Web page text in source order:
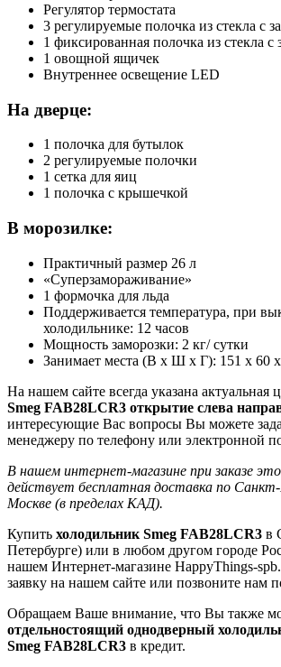
Регулятор термостата
3 регулируемые полочка из стекла с
1 фиксированная полочка из стекла с
1 овощной ящичек
Внутреннее освещение LED
На дверце:
1 полочка для бутылок
2 регулируемые полочки
1 сетка для яиц
1 полочка с крышечкой
В морозилке:
Практичный размер 26 л
«Суперзамораживание»
1 формочка для льда
Поддерживается температура, при
холодильнике: 12 часов
Мощность заморозки: 2 кг/ сутки
Занимает места (В х Ш х Г): 151 х 60
На нашем сайте всегда указана актуальная
Smeg FAB28LCR3 открытие слева
интересующие Вас вопросы Вы можете
менеджеру по телефону или электронной
В нашем интернет-магазине при заказе
действует бесплатная доставка по
Москве (в пределах КАД).
Купить холодильник Smeg FAB28LCR3 в
Петербурге) или в любом другом городе
нашем Интернет-магазине HappyThings-spb.
заявку на нашем сайте или позвоните нам
Обращаем Ваше внимание, что Вы также
отдельностоящий однодверный
Smeg FAB28LCR3 в кредит.